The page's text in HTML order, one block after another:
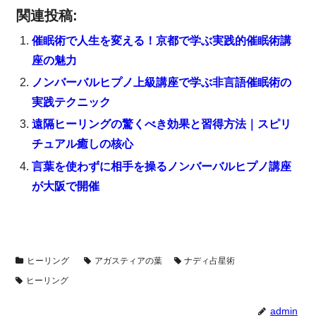
関連投稿:
催眠術で人生を変える！京都で学ぶ実践的催眠術講
座の魅力
ノンバーバルヒプノ上級講座で学ぶ非言語催眠術の
実践テクニック
遠隔ヒーリングの驚くべき効果と習得方法｜スピリ
チュアル癒しの核心
言葉を使わずに相手を操るノンバーバルヒプノ講座
が大阪で開催
ヒーリング アガスティアの葉
ナディ占星術
ヒーリング
admin